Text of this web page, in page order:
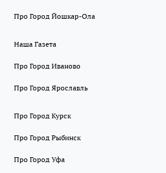
Про Город Йошкар-Ола
Наша Газета
Про Город Иваново
Про Город Ярославль
Про Город Курск
Про Город Рыбинск
Про Город Уфа